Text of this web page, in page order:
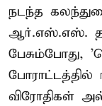
நடந்த
ஆர்.எஸ்.எஸ்.
பேசும்போது,
விரோதிகள்